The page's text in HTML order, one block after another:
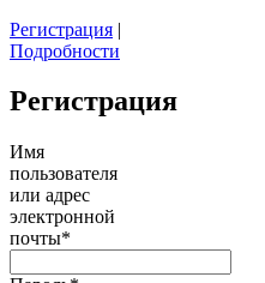
Регистрация |
Подробности
Регистрация
Имя
пользователя
или адрес
электронной
почты*